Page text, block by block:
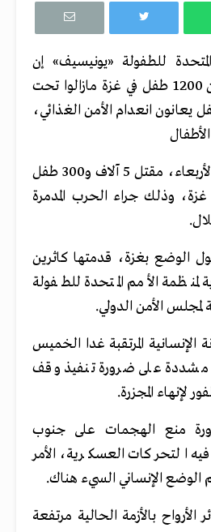
للطفولة «يونيسيف» إن
تقارير تفيد أن أكثر من 1200 طفل في غزة مازالوا تحت
يعانون انعدام الأمن الغذائي،
أعلنت الأمم المتحدة، الأربعاء، مقتل 5 آلاف و300 طفل
غزة، وذلك جراء الحرب المدمرة
الوضع بغزة، قدمتها كاثرين
لمنظمة الأمم المتحدة للطفولة
الأمن الدولي.
الإنسانية المرتقبة غدا الخميس
مشددة على ضرورة تنفيذ وقف
لإنهاء المجزرة.
منع الهجمات على جنوب
فيه التحركات العسكرية، الأمر
الوضع الإنساني السيء هناك.
بالأزمة الحالية مرتفعة